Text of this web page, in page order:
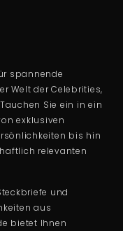
spannende
Welt der Celebrities,
Sie ein in ein
exklusiven
bis hin
relevanten
und
aus
bietet Ihnen